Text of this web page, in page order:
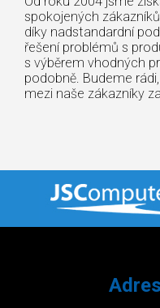
spokojených
díky nadstandardní
řešení problémů s
s výběrem vhodných
podobně. Budeme
mezi naše zákazníky